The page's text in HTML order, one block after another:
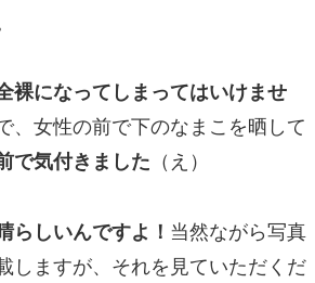
裸になってしまってはいけませ
、女性の前で下のなまこを晒して
で気付きました （え）
らしいんですよ！ 当然ながら写真
しますが、それを見ていただくだ